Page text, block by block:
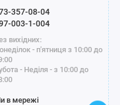
357-08-04
003-1-004
вихідних:
- п'ятниця з 10:00 до
- Неділя - з 10:00 до
в мережі